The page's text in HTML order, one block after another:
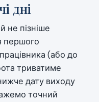
дні
не пізніше
першого
(або до
триватиме
дату виходу
точний